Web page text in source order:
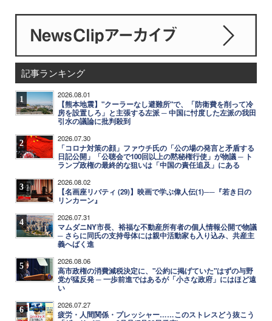
記事ランキング
1 2026.08.01
【熊本地震】"クーラーなし避難所"で、「防衛費を削って冷
房を設置しろ」と主張する左派 ─ 中国に忖度した左派の我田
引水の議論に批判殺到
2 2026.07.30
「コロナ対策の顔」ファウチ氏の「公の場の発言と矛盾する
日記公開」「公聴会で100回以上の黙秘権行使」が物議 ─ ト
ランプ政権の最終的な狙いは「中国の責任追及」にある
3 2026.08.02
【名画座リバティ (29)】映画で学ぶ偉人伝(1)──『若き日の
リンカーン』
4 2026.07.31
マムダニNY市長、裕福な不動産所有者の個人情報公開で物議
─ さらに同氏の支持母体には親中活動家も入り込み、共産主
義へばく進
5 2026.08.06
高市政権の消費減税決定に、"公約に掲げていた"はずの与野
党が猛反発 ─ 一歩前進ではあるが「小さな政府」にはほど遠
い
6 2026.07.27
疲労・人間関係・プレッシャー……このストレスどう抜こう